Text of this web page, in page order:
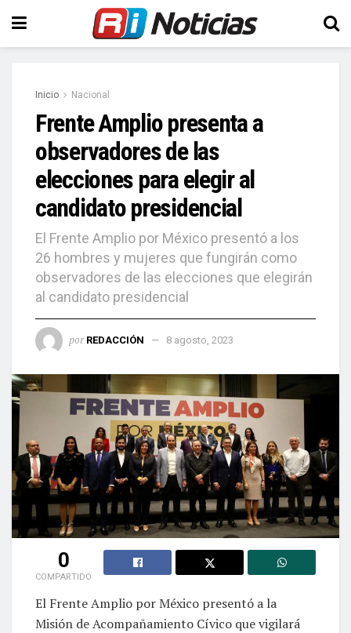
Inicio Nacional
Frente Amplio presenta a
observadores de las
elecciones para elegir al
candidato presidencial
El Frente Amplio por México presentó a los
26 hombres y mujeres que fungirán como
observadores de las elecciones que elegirán
al candidato presidencial
por REDACCIÓN 8 agosto, 2023
0
COMPARTIDO
El Frente Amplio por México presentó a la
Misión de Acompañamiento Cívico que vigilará